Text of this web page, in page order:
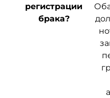
регистрации
брака?